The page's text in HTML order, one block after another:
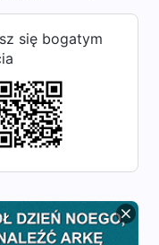
| „Sąd jest
| „Kim są
| „Kogo
się bogatym